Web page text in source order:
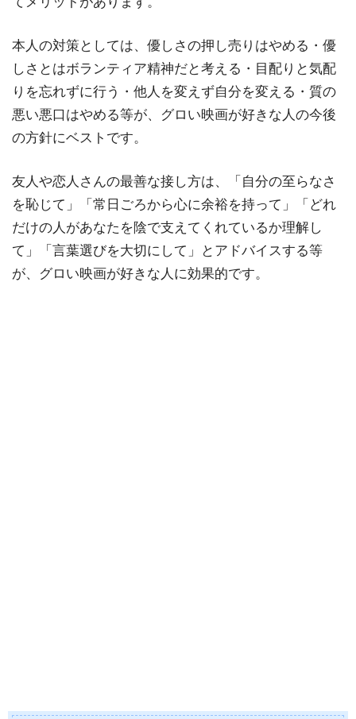
本人の対策としては、優しさの押し売りはやめる・優
しさとはボランティア精神だと考える・目配りと気配
りを忘れずに行う・他人を変えず自分を変える・質の
悪い悪口はやめる等が、グロい映画が好きな人の今後
の方針にベストです。
友人や恋人さんの最善な接し方は、「自分の至らなさ
を恥じて」「常日ごろから心に余裕を持って」「どれ
だけの人があなたを陰で支えてくれているか理解し
て」「言葉選びを大切にして」とアドバイスする等
が、グロい映画が好きな人に効果的です。